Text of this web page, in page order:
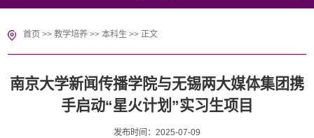
首页 >>教学培养 >>本科生 >> 正文
南京大学新闻传播学院与无锡两大媒体集团携
手启动“星火计划”实习生项目
发布时间：2025-07-09